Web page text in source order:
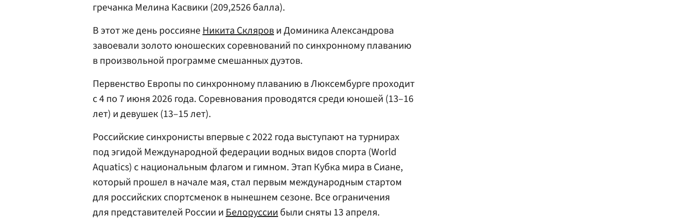
гречанка Мелина Касвики (209,2526 балла).
В этот же день россиянеНикита Склярови Доминика Александрова
завоевали золото юношеских соревнований по синхронному плаванию
в произвольной программе смешанных дуэтов.
Первенство Европы по синхронному плаванию в Люксембурге проходит
с 4 по 7 июня 2026 года. Соревнования проводятся среди юношей (13–16
лет) и девушек (13–15 лет).
Российские синхронисты впервые с 2022 года выступают на турнирах
под эгидой Международной федерации водных видов спорта (World
Aquatics) с национальным флагом и гимном. Этап Кубка мира в Сиане,
который прошел в начале мая, стал первым международным стартом
для российских спортсменок в нынешнем сезоне. Все ограничения
для представителей России иБелоруссиибыли сняты 13 апреля.